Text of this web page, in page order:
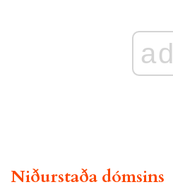
ad
Niðurstaða dómsins